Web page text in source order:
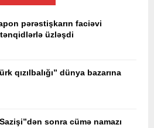
pərəstişkarın faciəvi
üzləşdi
qızılbalığı” dünya bazarına
sonra cümə namazı